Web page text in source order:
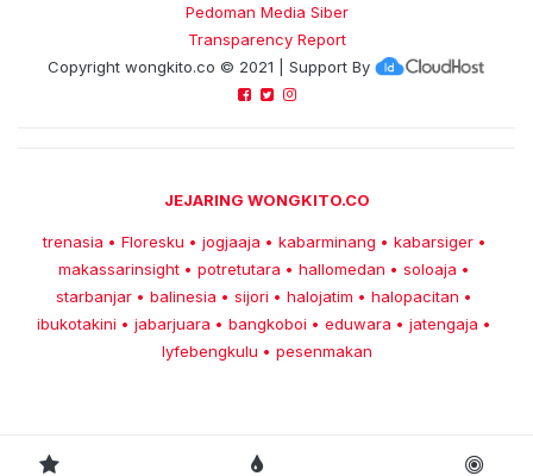
Pedoman Media Siber
Transparency Report
Copyright wongkito.co © 2021 | Support By
JEJARING WONGKITO.CO
trenasia • Floresku • jogjaaja • kabarminang • kabarsiger •
makassarinsight • potretutara • hallomedan • soloaja •
starbanjar • balinesia • sijori • halojatim • halopacitan •
ibukotakini • jabarjuara • bangkoboi • eduwara • jatengaja •
lyfebengkulu • pesenmakan